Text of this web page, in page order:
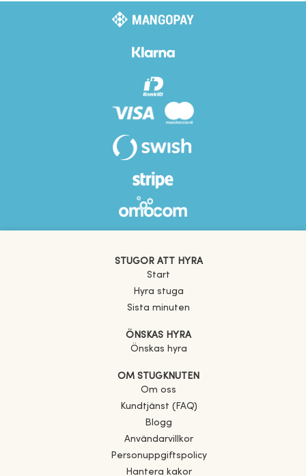
STUGOR ATT HYRA
Start
Hyra stuga
Sista minuten
ÖNSKAS HYRA
Önskas hyra
OM STUGKNUTEN
Om oss
Kundtjänst (FAQ)
Blogg
Användarvillkor
Personuppgiftspolicy
Hantera kakor